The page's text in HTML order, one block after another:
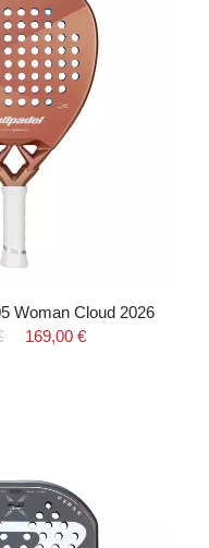
Woman Cloud 2026
169,00 €